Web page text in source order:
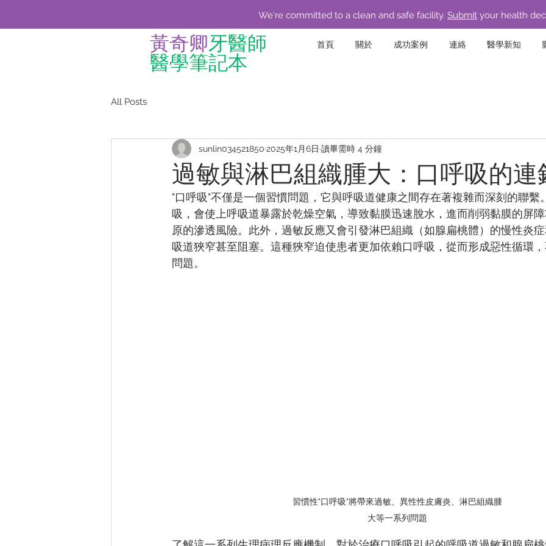
We're committed to a clean and safe facility. Submit your health
黃奇卿牙醫師
醫學筆記本
首頁 關於 成功案例 連絡 醫學新知
All Posts
過敏與淋巴組織腫大：口呼吸的連
sunlin034521850 2025年1月6日 讀畢需時 4 分鐘
"口呼吸"不僅是一個習慣問題，它與呼吸道健康之間存在著複雜而深刻的聯繫
吸，會使上呼吸道暴露於乾燥空氣，導致黏膜迅速脫水，進而削弱黏膜的屏
原的滲透風險。此外，過敏反應又會引發淋巴組織（如腺扁桃體）的慢性炎
吸道狹窄甚至阻塞。這種狹窄迫使患者更加依賴口呼吸，從而形成惡性循環
問題。
習慣性"口呼吸"將帶來過敏、異性性皮膚炎、淋巴組織腫
大等一系列問題